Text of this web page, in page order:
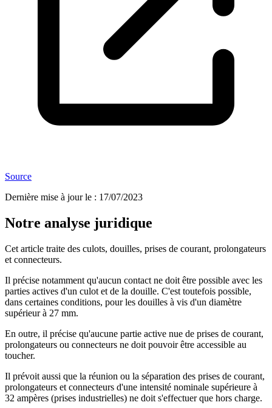
Source
Dernière mise à jour le : 17/07/2023
Notre analyse juridique
Cet article traite des culots, douilles, prises de courant, prolongateurs
et connecteurs.
Il précise notamment qu'aucun contact ne doit être possible avec les
parties actives d'un culot et de la douille. C'est toutefois possible,
dans certaines conditions, pour les douilles à vis d'un diamètre
supérieur à 27 mm.
En outre, il précise qu'aucune partie active nue de prises de courant,
prolongateurs ou connecteurs ne doit pouvoir être accessible au
toucher.
Il prévoit aussi que la réunion ou la séparation des prises de courant,
prolongateurs et connecteurs d'une intensité nominale supérieure à
32 ampères (prises industrielles) ne doit s'effectuer que hors charge.